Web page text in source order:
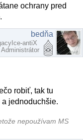
ochrany pred
bedňa
antiX
Administrátor
robiť, tak tu
jednoduchšie.
nepoužívam MS